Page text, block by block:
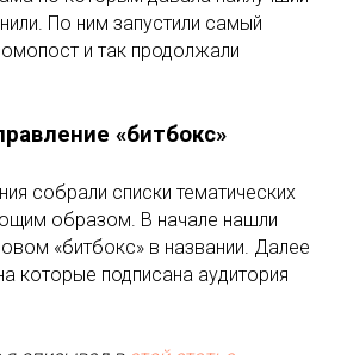
По ним запустили самый
и так продолжали
«битбокс»
собрали списки тематических
образом. В начале нашли
«битбокс» в названии. Далее
которые подписана аудитория